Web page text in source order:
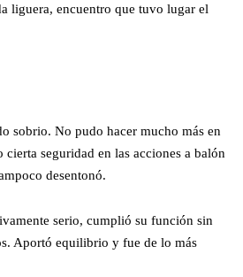
liguera, encuentro que tuvo lugar el
sobrio. No pudo hacer mucho más en
seguridad en las acciones a balón
desentonó.
serio, cumplió su función sin
Aportó equilibrio y fue de lo más